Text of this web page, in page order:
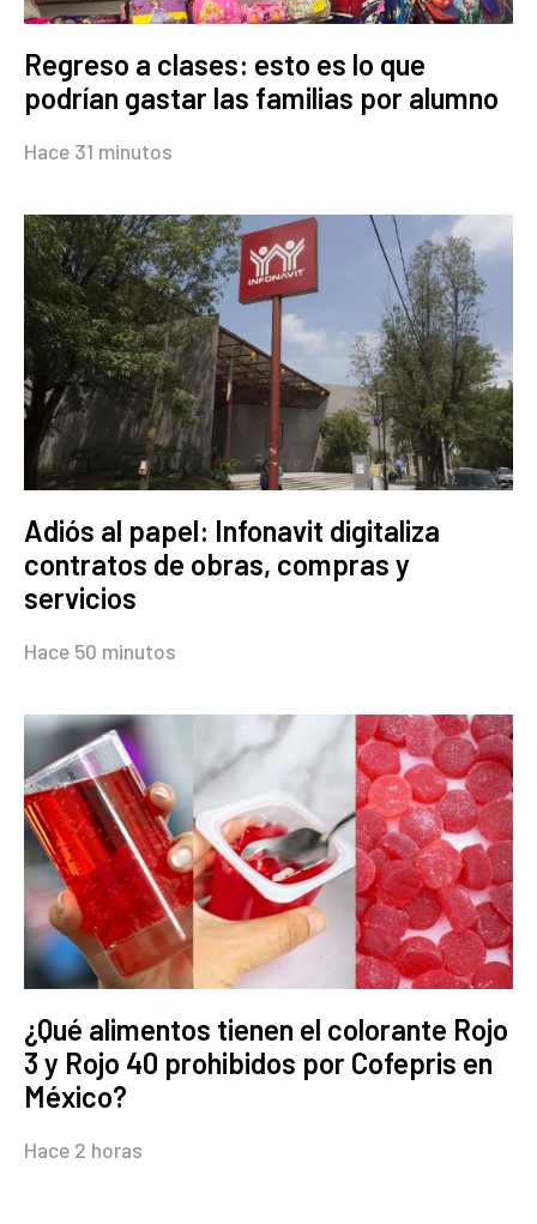
Regreso a clases: esto es lo que
podrían gastar las familias por alumno
Hace 31 minutos
Adiós al papel: Infonavit digitaliza
contratos de obras, compras y
servicios
Hace 50 minutos
¿Qué alimentos tienen el colorante Rojo
3 y Rojo 40 prohibidos por Cofepris en
México?
Hace 2 horas